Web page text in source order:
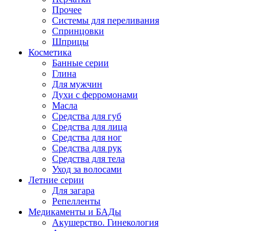
Прочее
Системы для переливания
Спринцовки
Шприцы
Косметика
Банные серии
Глина
Для мужчин
Духи с ферромонами
Масла
Средства для губ
Средства для лица
Средства для ног
Средства для рук
Средства для тела
Уход за волосами
Летние серии
Для загара
Репелленты
Медикаменты и БАДы
Акушерство. Гинекология